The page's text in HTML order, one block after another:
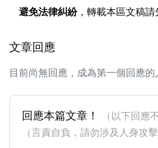
避免法律糾紛，轉載本區文稿請
文章回應
目前尚無回應，成為第一個回應的
回應本篇文章！
（以下回應
（言責自負，請勿涉及人身攻